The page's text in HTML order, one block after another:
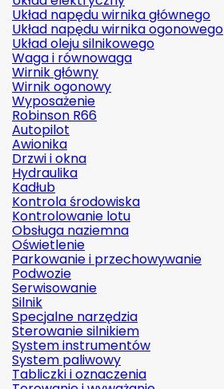
Układ napędu wirnika głównego
Układ napędu wirnika ogonowego
Układ oleju silnikowego
Waga i równowaga
Wirnik główny
Wirnik ogonowy
Wyposażenie
Robinson R66
Autopilot
Awionika
Drzwi i okna
Hydraulika
Kadłub
Kontrola środowiska
Kontrolowanie lotu
Obsługa naziemna
Oświetlenie
Parkowanie i przechowywanie
Podwozie
Serwisowanie
Silnik
Specjalne narzędzia
Sterowanie silnikiem
System instrumentów
System paliwowy
Tabliczki i oznaczenia